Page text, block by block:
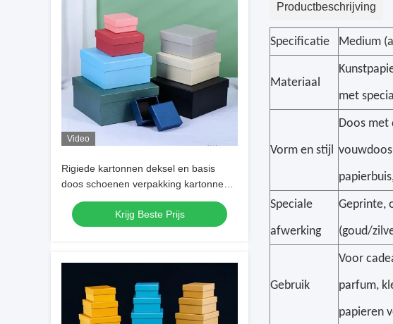
Video
Rigiede kartonnen deksel en basis
doos schoenen verpakking kartonnen
doos Custom tweeszijdig drukken
Krijg Beste Prijs
Productbeschrijving
Specificatie Medium
Materiaal
met
Vorm en stijl
Doos met
Speciale
afwerking
Geprinte,
(goud/
Gebruik
Voor
parfum,
papieren